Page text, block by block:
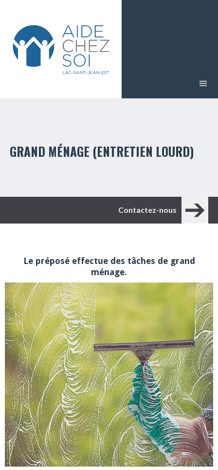
GRAND MÉNAGE (ENTRETIEN LOURD)
Contactez-nous
Le préposé effectue des tâches de grand
ménage.